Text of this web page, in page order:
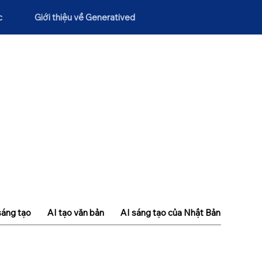
Giới thiệu về Generatived
tạo AI tạo văn bản AI sáng tạo của Nhật Bản